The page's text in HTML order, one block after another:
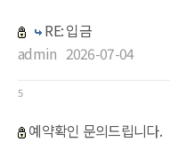
RE: 입금
admin 2026-07-04
5
예약확인 문의드립니다.